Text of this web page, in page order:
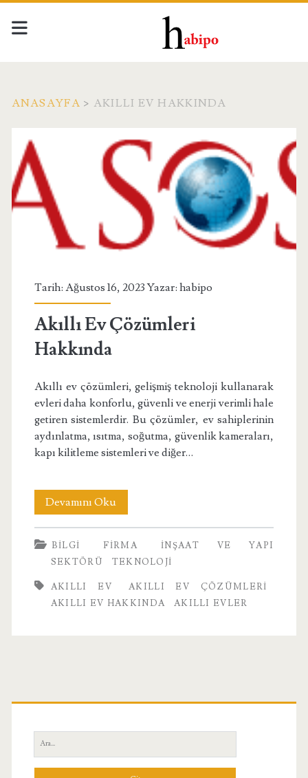
ANASAYFA > AKILLI EV HAKKINDA
Etiket:
<span>akıllı
ev
hakkında</span>
Tarih: Ağustos 16, 2023 Yazar: habipo
Akıllı Ev Çözümleri
Hakkında
Akıllı ev çözümleri, gelişmiş teknoloji kullanarak
evleri daha konforlu, güvenli ve enerji verimli hale
getiren sistemlerdir. Bu çözümler, ev sahiplerinin
aydınlatma, ısıtma, soğutma, güvenlik kameraları,
kapı kilitleme sistemleri ve diğer…
Devamını OkuAkıllı
Ev
Çözümleri
BILGI FIRMA
İNŞAAT VE YAPI
SEKTÖRÜ
TEKNOLOJI
AKILLI EV
AKILLI EV ÇÖZÜMLERI
AKILLI EV HAKKINDA
AKILLI EVLER
Birincil
Yan
Menü
Ara: